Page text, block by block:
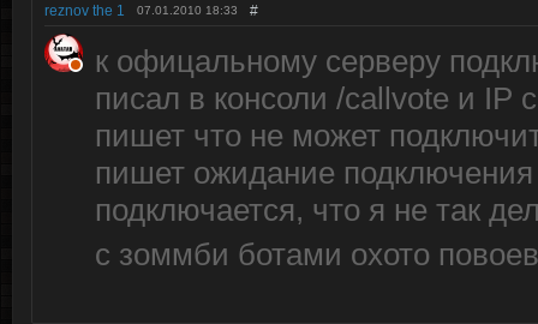
reznov the 1 07.01.2010 18:33 #
к офицальному серверу
писал в консоли /callvote и IP
пишет что не может
пишет ожидание подключения
подключается, что я не так
с зоммби ботами охото